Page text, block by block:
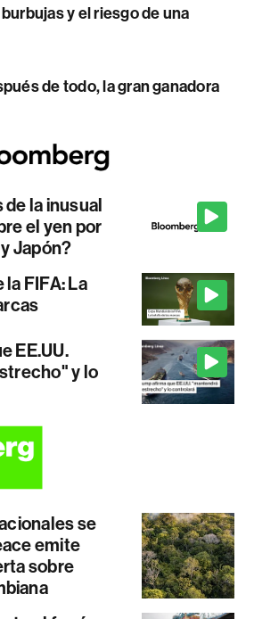
y el riesgo de una
de todo, la gran ganadora
la inusual
el yen por
Japón?
la FIFA: La
EE.UU.
y lo
se
emite
sobre